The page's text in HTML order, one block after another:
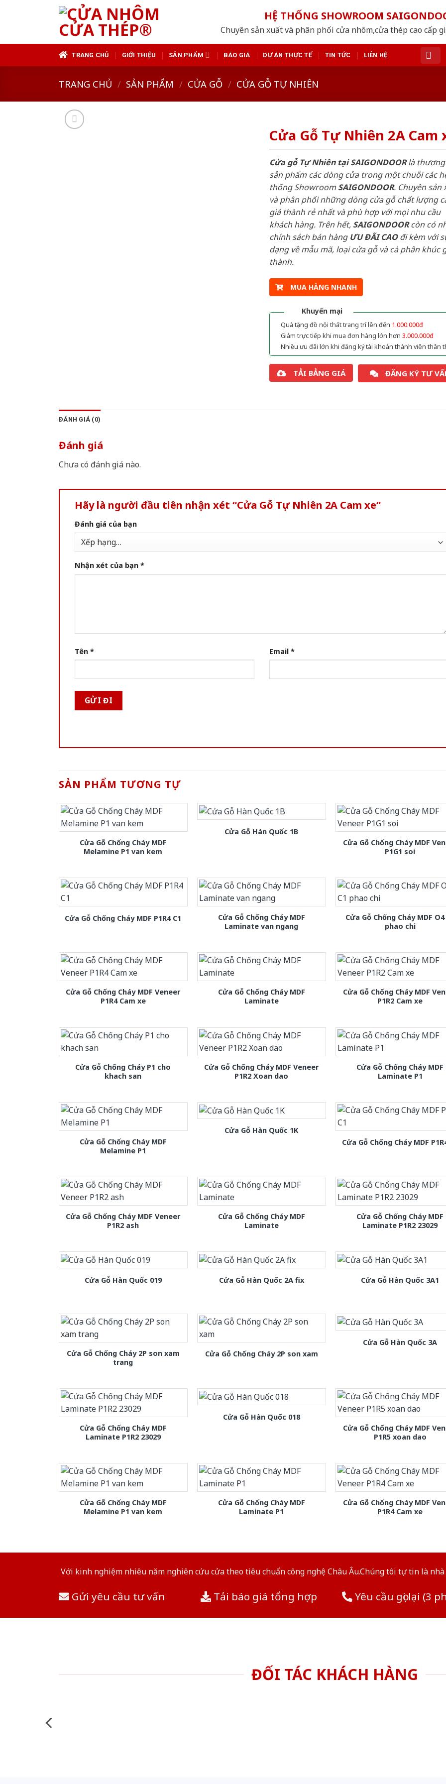
HỆ THỐNG SHOWROOM
Chuyên sản xuất và phân phối cửa nhôm,cửa thép cao cấp
TRANG CHỦ GIỚI THIỆU SẢN PHẨM BÁO GIÁ DỰ ÁN THỰC TẾ TIN TỨC LIÊN HỆ
TRANG CHỦ / SẢN PHẨM / CỬA GỖ / CỬA GỖ TỰ NHIÊN
Cửa Gỗ Tự Nhiên 2A Cam
Cửa gỗ Tự Nhiên tại SAIGONDOORlà thương
sản phẩm các dòng cửa trong một chuỗi các
thống ShowroomSAIGONDOOR. Chuyên sản
và phân phối những dòng cửa gỗ chất lượng
giá thành rẻ nhất và phù hợp với mọi nhu cầu
khách hàng. Trên hết, SAIGONDOORcòn có
chính sách bán hàng ƯU ĐÃI CAOđi kèm với
dạng về mẫu mã, loại cửa gỗ và cả phân khúc
thành.
MUA HÀNG NHANH
Khuyến mại
Quà tặng đồ nội thất trang trí lên đến 1.000.000đ
Giảm trực tiếp khi mua đơn hàng lớn hơn 3.000.000đ
Nhiều ưu đãi lớn khi đăng ký tài khoản thành viên thân
TẢI BẢNG GIÁ ĐĂNG KÝ TƯ
ĐÁNH GIÁ (0)
Đánh giá
Chưa có đánh giá nào.
Hãy là người đầu tiên nhận xét “Cửa Gỗ Tự Nhiên 2A Cam xe”
Đánh giá của bạn
Nhận xét của bạn *
Tên * Email *
SẢN PHẨM TƯƠNG TỰ
Cửa Gỗ Chống Cháy MDF
Melamine P1 van kem
Cửa Gỗ Hàn Quốc 1B
Cửa Gỗ Chống Cháy MDF
P1G1 soi
Cửa Gỗ Chống Cháy MDF P1R4 C1
Cửa Gỗ Chống Cháy MDF
Laminate van ngang
Cửa Gỗ Chống Cháy MDF O4
phao chi
Cửa Gỗ Chống Cháy MDF Veneer
P1R4 Cam xe
Cửa Gỗ Chống Cháy MDF
Laminate
Cửa Gỗ Chống Cháy MDF
P1R2 Cam xe
Cửa Gỗ Chống Cháy P1 cho
khach san
Cửa Gỗ Chống Cháy MDF Veneer
P1R2 Xoan dao
Cửa Gỗ Chống Cháy MDF
Laminate P1
Cửa Gỗ Chống Cháy MDF
Melamine P1
Cửa Gỗ Hàn Quốc 1K
Cửa Gỗ Chống Cháy MDF
Cửa Gỗ Chống Cháy MDF Veneer
P1R2 ash
Cửa Gỗ Chống Cháy MDF
Laminate
Cửa Gỗ Chống Cháy MDF
Laminate P1R2 23029
Cửa Gỗ Hàn Quốc 019 Cửa Gỗ Hàn Quốc 2A fix Cửa Gỗ Hàn Quốc 3A1
Cửa Gỗ Chống Cháy 2P son xam
trang
Cửa Gỗ Chống Cháy 2P son xam
Cửa Gỗ Hàn Quốc 3A
Cửa Gỗ Chống Cháy MDF
Laminate P1R2 23029
Cửa Gỗ Hàn Quốc 018
Cửa Gỗ Chống Cháy MDF
P1R5 xoan dao
Cửa Gỗ Chống Cháy MDF
Melamine P1 van kem
Cửa Gỗ Chống Cháy MDF
Laminate P1
Cửa Gỗ Chống Cháy MDF
P1R4 Cam xe
Với kinh nghiệm nhiêu năm nghiên cứu cửa theo tiêu chuẩn công nghệ Châu Âu.Chúng tôi tự tin là
Gửi yêu cầu tư vấn Tải báo giá tổng hợp Yêu cầu gọi lại (3
ĐỐI TÁC KHÁCH HÀNG